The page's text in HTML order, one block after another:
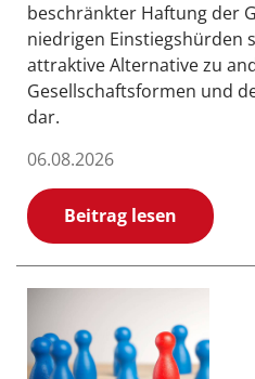
beschränkter Haftung der
niedrigen Einstiegshürden
attraktive Alternative zu
Gesellschaftsformen und
dar.
06.08.2026
Beitrag lesen